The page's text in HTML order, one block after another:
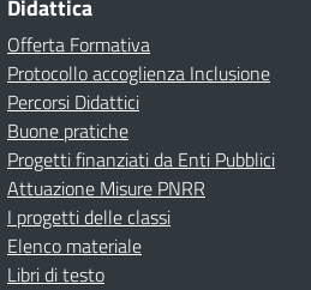
Didattica
Offerta Formativa
Protocollo accoglienza Inclusione
Percorsi Didattici
Buone pratiche
Progetti finanziati da Enti Pubblici
Attuazione Misure PNRR
I progetti delle classi
Elenco materiale
Libri di testo